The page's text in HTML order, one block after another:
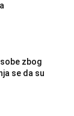
zbog
se da su